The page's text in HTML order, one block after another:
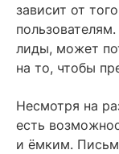
зависит от
лиды, может
на то, чтобы
Несмотря на
есть
и ёмким.